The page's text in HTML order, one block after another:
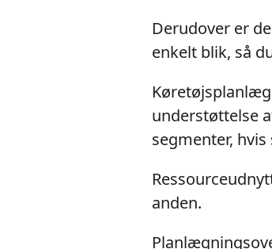
Derudover er
enkelt blik, så
understøttelse
segmenter,
anden.